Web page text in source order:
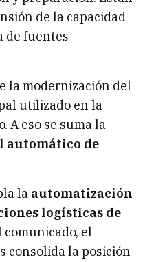
de la capacidad
de fuentes
la modernización del
utilizado en la
A eso se suma la
automático de
la automatización
logísticas de
comunicado, el
consolida la posición